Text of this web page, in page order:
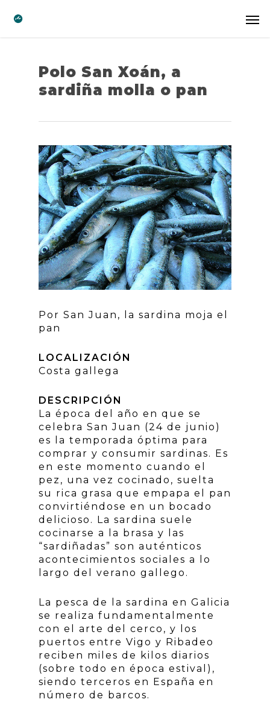
Polo San Xoán, a
sardiña molla o pan
Por San Juan, la sardina moja el
pan
LOCALIZACIÓN
Costa gallega
DESCRIPCIÓN
La época del año en que se
celebra San Juan (24 de junio)
es la temporada óptima para
comprar y consumir sardinas. Es
en este momento cuando el
pez, una vez cocinado, suelta
su rica grasa que empapa el pan
convirtiéndose en un bocado
delicioso. La sardina suele
cocinarse a la brasa y las
“sardiñadas” son auténticos
acontecimientos sociales a lo
largo del verano gallego.
La pesca de la sardina en Galicia
se realiza fundamentalmente
con el arte del cerco, y los
puertos entre Vigo y Ribadeo
reciben miles de kilos diarios
(sobre todo en época estival),
siendo terceros en España en
número de barcos.